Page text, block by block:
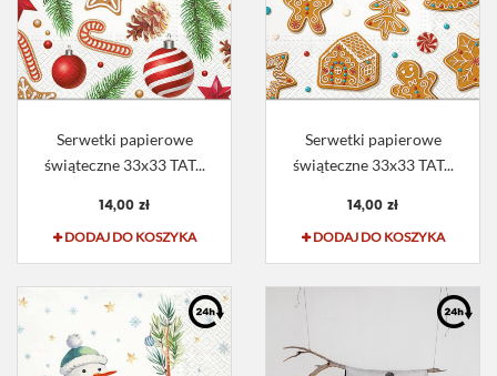
Serwetki papierowe
świąteczne 33x33 TAT...
14,00 zł
DODAJ DO KOSZYKA
Serwetki papierowe
świąteczne 33x33 TAT...
14,00 zł
DODAJ DO KOSZYKA